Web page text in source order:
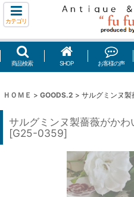
カテゴリ
商品検索 SHOP お客様の声
ＨＯＭＥ > GOODS.2 > サルグミンヌ
サルグミンヌ製薔薇がか
[G25-0359]